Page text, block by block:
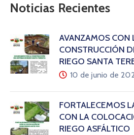
Noticias Recientes
AVANZAMOS CON
CONSTRUCCIÓN
RIEGO SANTA
10 de junio de
FORTALECEMOS
CON LA
RIEGO ASFÁLTICO